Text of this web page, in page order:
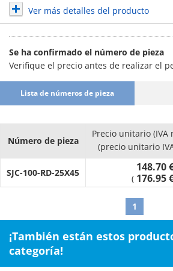
Ver más detalles del producto
Se ha confirmado el número de pieza
Verifique el precio antes de realizar el
Lista de números de pieza
Número de pieza
Precio unitario (IVA
(precio unitario
SJC-100-RD-25X45 148.70
( 176.95
1
¡También están estos
categoría!